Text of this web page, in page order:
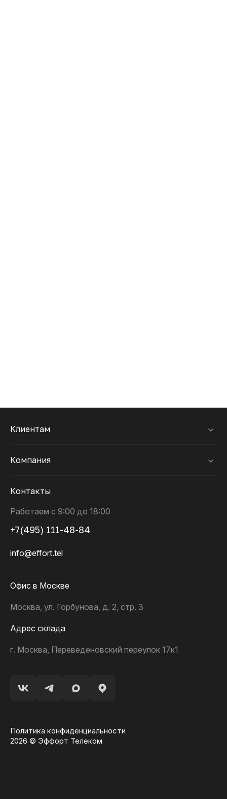
Клиентам
Компания
Контакты
Работаем с 9:00 до 18:00
+7(495) 111-48-84
info@effort.tel
Офис в Москве
Москва, ул. Горбунова, д. 2, стр. 3
Адрес склада
г. Москва, Переведеновский переулок 17к1
2026 © Эффорт Телеком
Политика конфиденциальности